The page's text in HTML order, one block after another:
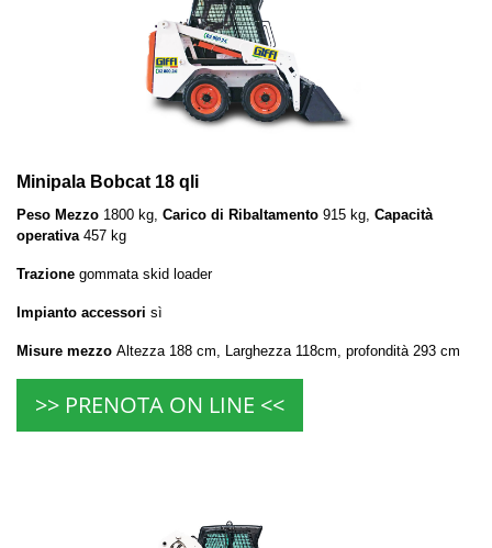
Minipala Bobcat 18 qli
Peso Mezzo 1800 kg, Carico di Ribaltamento 915 kg, Capacità
operativa457 kg
Trazione gommata skid loader
Impianto accessori sì
Misure mezzo Altezza 188 cm, Larghezza 118cm, profondità 293 cm
>> PRENOTA ON LINE <<